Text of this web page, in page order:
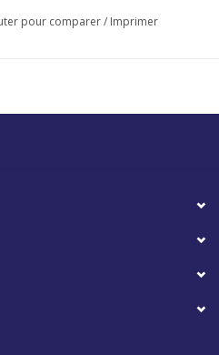
pour comparer/ Imprimer